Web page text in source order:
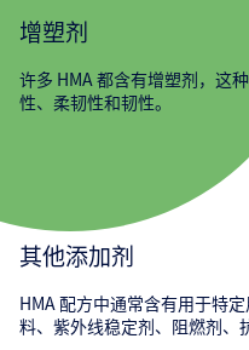
增塑剂
许多 HMA 都含有增塑剂，这
性、柔韧性和韧性。
其他添加剂
HMA 配方中通常含有用于特
料、紫外线稳定剂、阻燃剂、